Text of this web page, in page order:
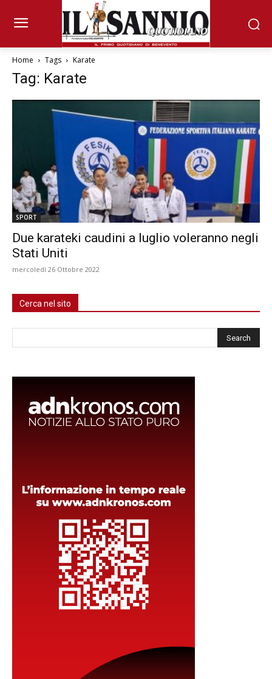
Home Tags Karate
Tag: Karate
SPORT
Due karateki caudini a luglio voleranno negli
Stati Uniti
mercoledì 26 Ottobre 2022
Cerca nel sito